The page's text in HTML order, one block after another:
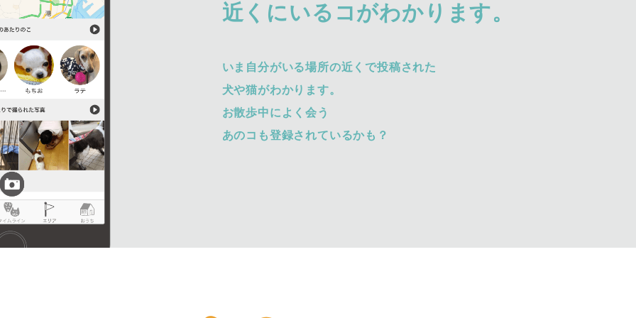
近くにいるコがわかります。
いま自分がいる場所の近くで投稿された
犬や猫がわかります。
お散歩中によく会う
あのコも登録されているかも？